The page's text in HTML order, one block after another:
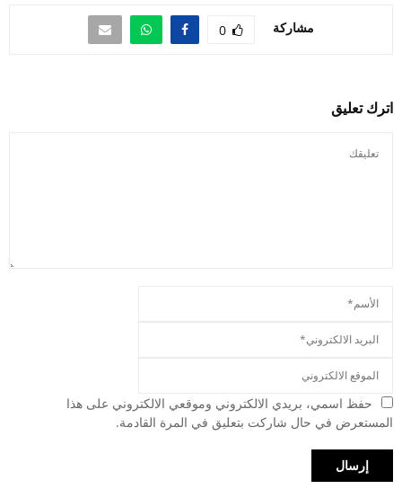
مشاركة 0
اترك تعليق
حفظ اسمي، بريدي الالكتروني وموقعي الالكتروني على هذا
المستعرض في حال شاركت بتعليق في المرة القادمة.